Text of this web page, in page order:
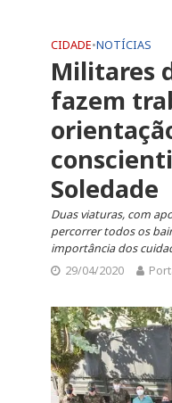
CIDADE•NOTÍCIAS
Militares
fazem
Soledade
Duas viaturas, com
percorrer todos os
importância dos
29/04/2020